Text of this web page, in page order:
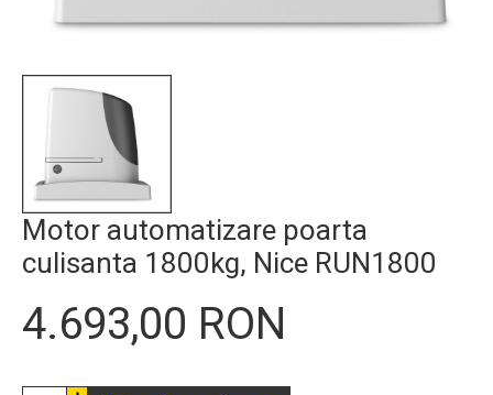
Motor automatizare poarta
culisanta 1800kg, Nice RUN1800
4.693,00 RON